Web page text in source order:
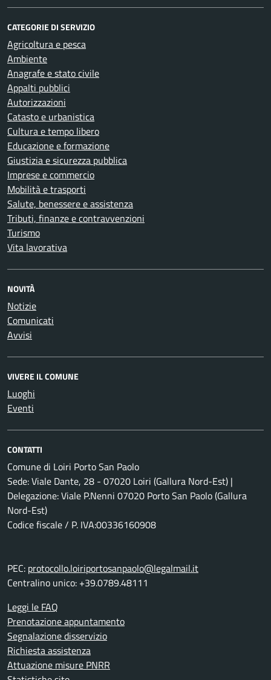
CATEGORIE DI SERVIZIO
Agricoltura e pesca
Ambiente
Anagrafe e stato civile
Appalti pubblici
Autorizzazioni
Catasto e urbanistica
Cultura e tempo libero
Educazione e formazione
Giustizia e sicurezza pubblica
Imprese e commercio
Mobilità e trasporti
Salute, benessere e assistenza
Tributi, finanze e contravvenzioni
Turismo
Vita lavorativa
NOVITÀ
Notizie
Comunicati
Avvisi
VIVERE IL COMUNE
Luoghi
Eventi
CONTATTI
Comune di Loiri Porto San Paolo
Sede: Viale Dante, 28 - 07020 Loiri (Gallura Nord-Est) |
Delegazione: Viale P.Nenni 07020 Porto San Paolo (Gallura
Nord-Est)
Codice fiscale / P. IVA:00336160908
PEC: protocollo.loiriportosanpaolo@legalmail.it
Centralino unico: +39.0789.48111
Leggi le FAQ
Prenotazione appuntamento
Segnalazione disservizio
Richiesta assistenza
Attuazione misure PNRR